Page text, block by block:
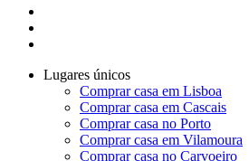
Lugares únicos
Comprar casa em Lisboa
Comprar casa em Cascais
Comprar casa no Porto
Comprar casa em Vilamoura
Comprar casa no Carvoeiro